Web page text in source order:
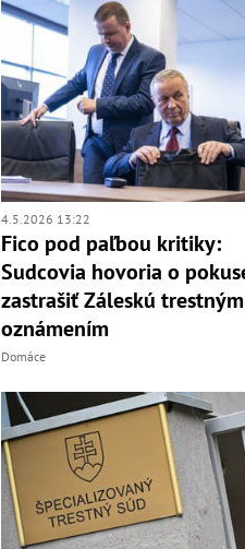
4.5.2026 13:22
Fico pod paľbou kritiky:
Sudcovia hovoria o
zastrašiť Záleskú trestným
oznámením
Domáce